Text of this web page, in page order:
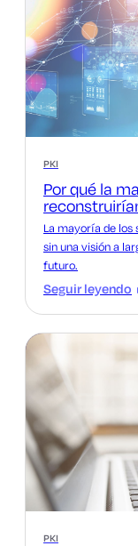
PKI
Por qué la
La mayoría de los
sin una visión a
futuro.
Seguir leyendo
PKI